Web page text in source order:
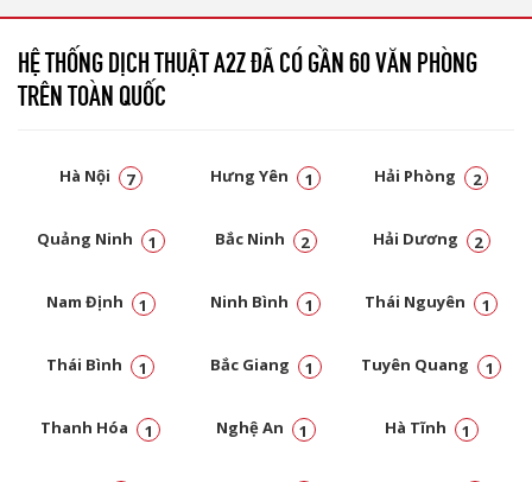
HỆ THỐNG DỊCH THUẬT A2Z ĐÃ CÓ GẦN 60 VĂN PHÒNG
TRÊN TOÀN QUỐC
Hà Nội 7 Hưng Yên 1 Hải Phòng 2
Quảng Ninh 1 Bắc Ninh 2 Hải Dương 2
Nam Định 1 Ninh Bình 1 Thái Nguyên 1
Thái Bình 1 Bắc Giang 1 Tuyên Quang 1
Thanh Hóa 1 Nghệ An 1 Hà Tĩnh 1